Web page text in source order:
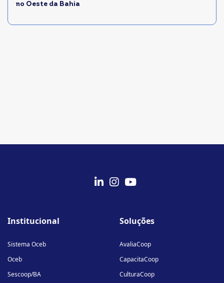
no Oeste da Bahia
linkedin-
instagram
youtube
Institucional
Sistema Oceb
Oceb
Sescoop/BA
Soluções
AvaliaCoop
CapacitaCoop
CulturaCoop